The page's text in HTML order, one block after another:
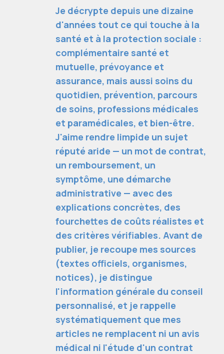
Je décrypte depuis une dizaine
d'années tout ce qui touche à la
santé et à la protection sociale :
complémentaire santé et
mutuelle, prévoyance et
assurance, mais aussi soins du
quotidien, prévention, parcours
de soins, professions médicales
et paramédicales, et bien-être.
J'aime rendre limpide un sujet
réputé aride — un mot de contrat,
un remboursement, un
symptôme, une démarche
administrative — avec des
explications concrètes, des
fourchettes de coûts réalistes et
des critères vérifiables. Avant de
publier, je recoupe mes sources
(textes officiels, organismes,
notices), je distingue
l'information générale du conseil
personnalisé, et je rappelle
systématiquement que mes
articles ne remplacent ni un avis
médical ni l'étude d'un contrat